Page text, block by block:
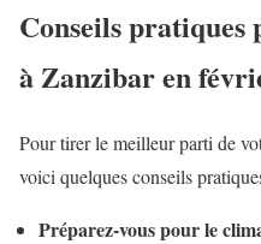
Conseils pratiques
à Zanzibar en
Pour tirer le meilleur parti de
voici quelques conseils
Préparez-vous pour le